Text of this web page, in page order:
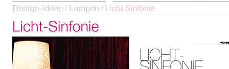
Design-Ideen / Lampen / Licht-Sinfonie